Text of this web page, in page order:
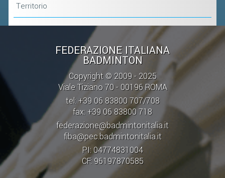
Territorio
FEDERAZIONE ITALIANA
BADMINTON
Copyright © 2009 - 2025
Viale Tiziano 70 - 00196 ROMA
tel: +39 06 83800 707/708
fax: +39 06 83800 718
federazione@badmintonitalia.it
fiba@pec.badmintonitalia.it
PI: 04774831004
CF: 96197870585